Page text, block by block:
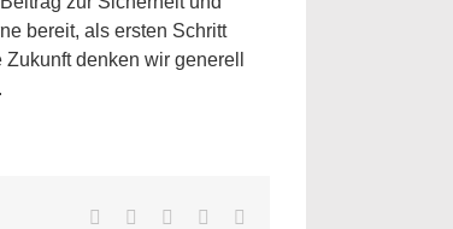
bereit, als ersten Schritt
denken wir generell
Facebook
TwitterLinkedInWhatsApp